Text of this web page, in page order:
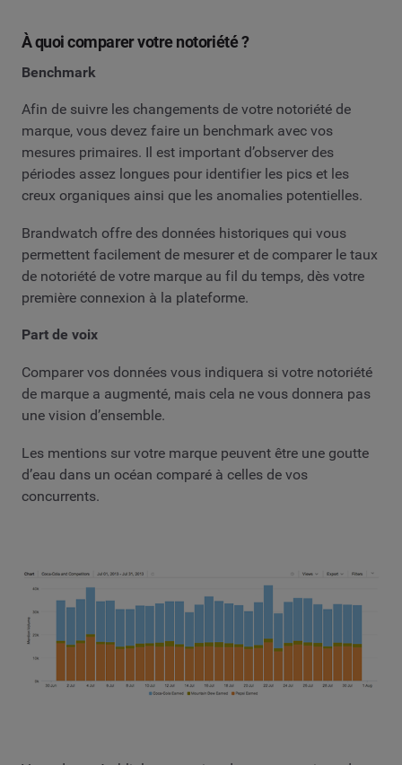
À quoi comparer votre notoriété ?
Benchmark
Afin de suivre les changements de votre notoriété de
marque, vous devez faire un benchmark avec vos
mesures primaires. Il est important d’observer des
périodes assez longues pour identifier les pics et les
creux organiques ainsi que les anomalies potentielles.
Brandwatch offre des données historiques qui vous
permettent facilement de mesurer et de comparer le taux
de notoriété de votre marque au fil du temps, dès votre
première connexion à la plateforme.
Part de voix
Comparer vos données vous indiquera si votre notoriété
de marque a augmenté, mais cela ne vous donnera pas
une vision d’ensemble.
Les mentions sur votre marque peuvent être une goutte
d’eau dans un océan comparé à celles de vos
concurrents.